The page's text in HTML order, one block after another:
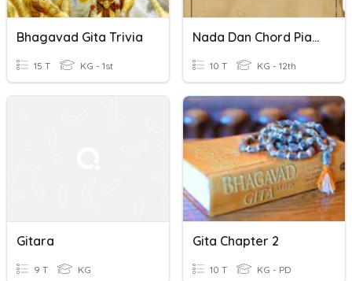
Bhagavad Gita Trivia
15 T KG - 1st
Nada Dan Chord Piano
10 T KG - 12th
Gitara
9 T KG
Gita Chapter 2
10 T KG - PD